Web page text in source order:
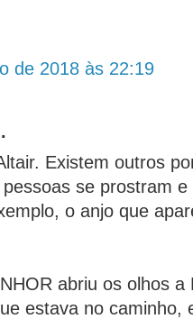
de 2018 às 22:19
Existem outros
se prostram
o anjo que
abriu os olhos a
estava no caminho,